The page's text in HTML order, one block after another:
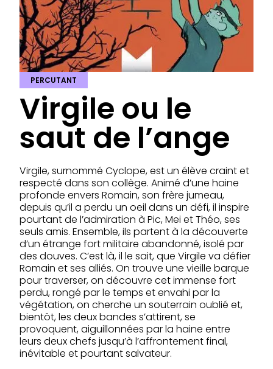
PERCUTANT
Virgile ou le
saut de l’ange
Virgile, surnommé Cyclope, est un élève craint et
respecté dans son collège. Animé d’une haine
profonde envers Romain, son frère jumeau,
depuis qu’il a perdu un oeil dans un défi, il inspire
pourtant de l’admiration à Pic, Mei et Théo, ses
seuls amis. Ensemble, ils partent à la découverte
d’un étrange fort militaire abandonné, isolé par
des douves. C’est là, il le sait, que Virgile va défier
Romain et ses alliés. On trouve une vieille barque
pour traverser, on découvre cet immense fort
perdu, rongé par le temps et envahi par la
végétation, on cherche un souterrain oublié et,
bientôt, les deux bandes s’attirent, se
provoquent, aiguillonnées par la haine entre
leurs deux chefs jusqu’à l’affrontement final,
inévitable et pourtant salvateur.